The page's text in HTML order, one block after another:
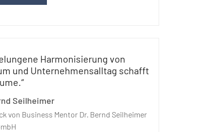
Harmonisierung von
und Unternehmensalltag schafft
Seilheimer
von Business Mentor Dr. Bernd Seilheimer